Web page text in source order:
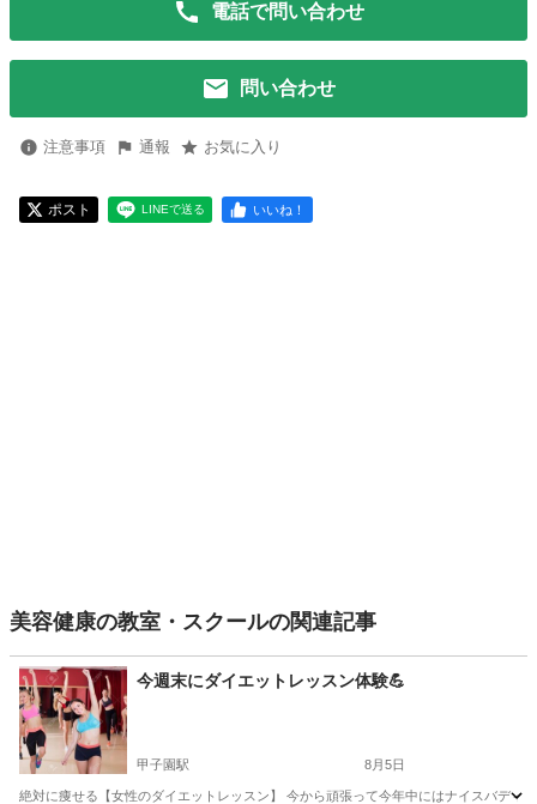
電話で問い合わせ
問い合わせ
注意事項 通報 お気に入り
ポスト LINEで送る いいね！
美容健康の教室・スクールの関連記事
今週末にダイエットレッスン体験💪
甲子園駅 8月5日
絶対に痩せる【女性のダイエットレッスン】 今から頑張って今年中にはナイスバデ